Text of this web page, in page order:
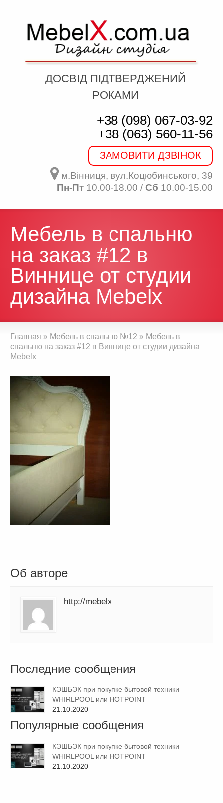
ДОСВІД ПІДТВЕРДЖЕНИЙ
РОКАМИ
+38 (098) 067-03-92
+38 (063) 560-11-56
ЗАМОВИТИ ДЗВІНОК
м.Вінниця, вул.Коцюбинського, 39
Пн-Пт10.00-18.00 / Сб 10.00-15.00
Мебель в спальню
на заказ #12 в
Виннице от студии
дизайна Mebelx
Главная » Мебель в спальню №12 » Мебель в
спальню на заказ #12 в Виннице от студии дизайна
Mebelx
Об авторе
http://mebelx
Последние сообщения
КЭШБЭК при покупке бытовой техники
WHIRLPOOL или HOTPOINT
21.10.2020
Популярные сообщения
КЭШБЭК при покупке бытовой техники
WHIRLPOOL или HOTPOINT
21.10.2020